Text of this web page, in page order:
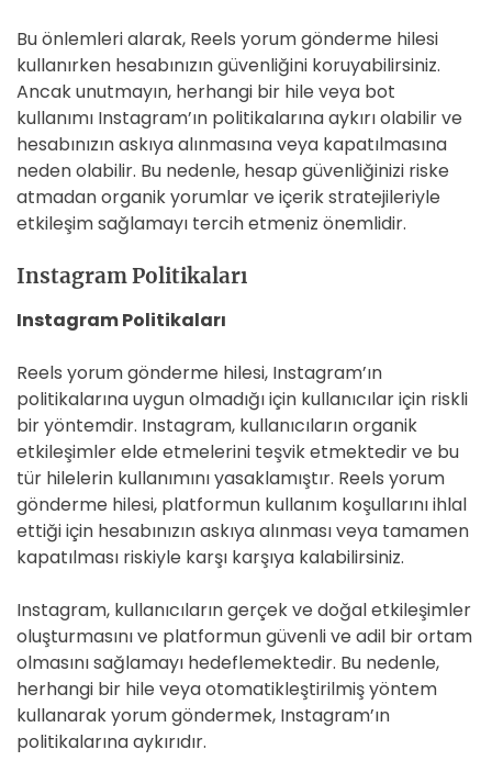
Bu önlemleri alarak, Reels yorum gönderme hilesi
kullanırken hesabınızın güvenliğini koruyabilirsiniz.
Ancak unutmayın, herhangi bir hile veya bot
kullanımı Instagram’ın politikalarına aykırı olabilir ve
hesabınızın askıya alınmasına veya kapatılmasına
neden olabilir. Bu nedenle, hesap güvenliğinizi riske
atmadan organik yorumlar ve içerik stratejileriyle
etkileşim sağlamayı tercih etmeniz önemlidir.
Instagram Politikaları
Instagram Politikaları
Reels yorum gönderme hilesi, Instagram’ın
politikalarına uygun olmadığı için kullanıcılar için riskli
bir yöntemdir. Instagram, kullanıcıların organik
etkileşimler elde etmelerini teşvik etmektedir ve bu
tür hilelerin kullanımını yasaklamıştır. Reels yorum
gönderme hilesi, platformun kullanım koşullarını ihlal
ettiği için hesabınızın askıya alınması veya tamamen
kapatılması riskiyle karşı karşıya kalabilirsiniz.
Instagram, kullanıcıların gerçek ve doğal etkileşimler
oluşturmasını ve platformun güvenli ve adil bir ortam
olmasını sağlamayı hedeflemektedir. Bu nedenle,
herhangi bir hile veya otomatikleştirilmiş yöntem
kullanarak yorum göndermek, Instagram’ın
politikalarına aykırıdır.